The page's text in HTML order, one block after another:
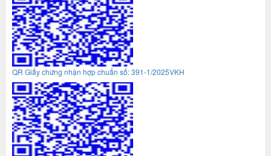
QR Giấy chứng nhận hợp chuẩn số: 391-1/2025VKH